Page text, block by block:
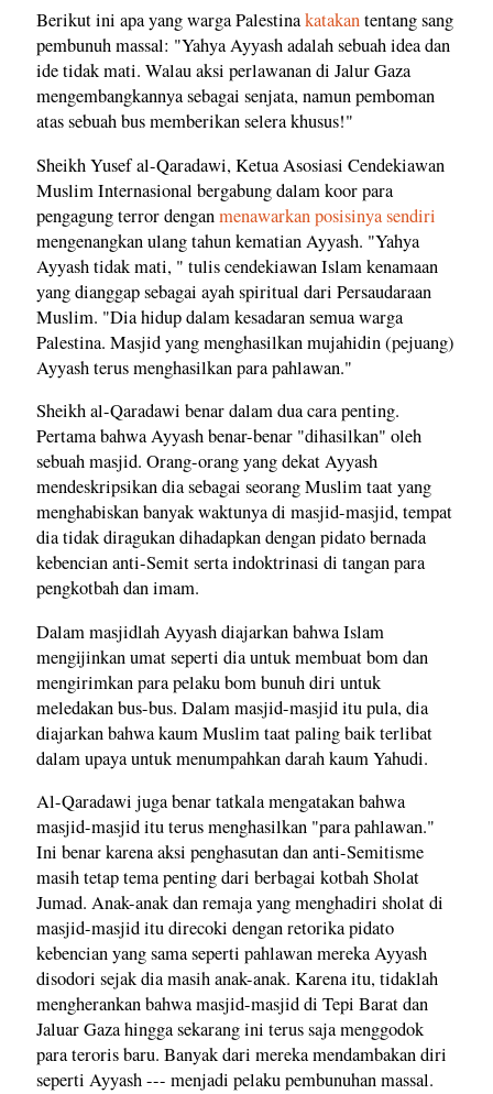
Berikut ini apa yang warga Palestinakatakantentang sang
pembunuh massal: "Yahya Ayyash adalah sebuah idea dan
ide tidak mati. Walau aksi perlawanan di Jalur Gaza
mengembangkannya sebagai senjata, namun pemboman
atas sebuah bus memberikan selera khusus!"
Sheikh Yusef al-Qaradawi, Ketua Asosiasi Cendekiawan
Muslim Internasional bergabung dalam koor para
pengagung terror denganmenawarkan posisinya sendiri
mengenangkan ulang tahun kematian Ayyash. "Yahya
Ayyash tidak mati, " tulis cendekiawan Islam kenamaan
yang dianggap sebagai ayah spiritual dari Persaudaraan
Muslim. "Dia hidup dalam kesadaran semua warga
Palestina. Masjid yang menghasilkan mujahidin (pejuang)
Ayyash terus menghasilkan para pahlawan."
Sheikh al-Qaradawi benar dalam dua cara penting.
Pertama bahwa Ayyash benar-benar "dihasilkan" oleh
sebuah masjid. Orang-orang yang dekat Ayyash
mendeskripsikan dia sebagai seorang Muslim taat yang
menghabiskan banyak waktunya di masjid-masjid, tempat
dia tidak diragukan dihadapkan dengan pidato bernada
kebencian anti-Semit serta indoktrinasi di tangan para
pengkotbah dan imam.
Dalam masjidlah Ayyash diajarkan bahwa Islam
mengijinkan umat seperti dia untuk membuat bom dan
mengirimkan para pelaku bom bunuh diri untuk
meledakan bus-bus. Dalam masjid-masjid itu pula, dia
diajarkan bahwa kaum Muslim taat paling baik terlibat
dalam upaya untuk menumpahkan darah kaum Yahudi.
Al-Qaradawi juga benar tatkala mengatakan bahwa
masjid-masjid itu terus menghasilkan "para pahlawan."
Ini benar karena aksi penghasutan dan anti-Semitisme
masih tetap tema penting dari berbagai kotbah Sholat
Jumad. Anak-anak dan remaja yang menghadiri sholat di
masjid-masjid itu direcoki dengan retorika pidato
kebencian yang sama seperti pahlawan mereka Ayyash
disodori sejak dia masih anak-anak. Karena itu, tidaklah
mengherankan bahwa masjid-masjid di Tepi Barat dan
Jaluar Gaza hingga sekarang ini terus saja menggodok
para teroris baru. Banyak dari mereka mendambakan diri
seperti Ayyash --- menjadi pelaku pembunuhan massal.